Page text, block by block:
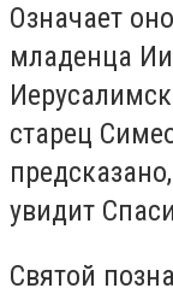
Означает
младенца
старец
увидит
Святой